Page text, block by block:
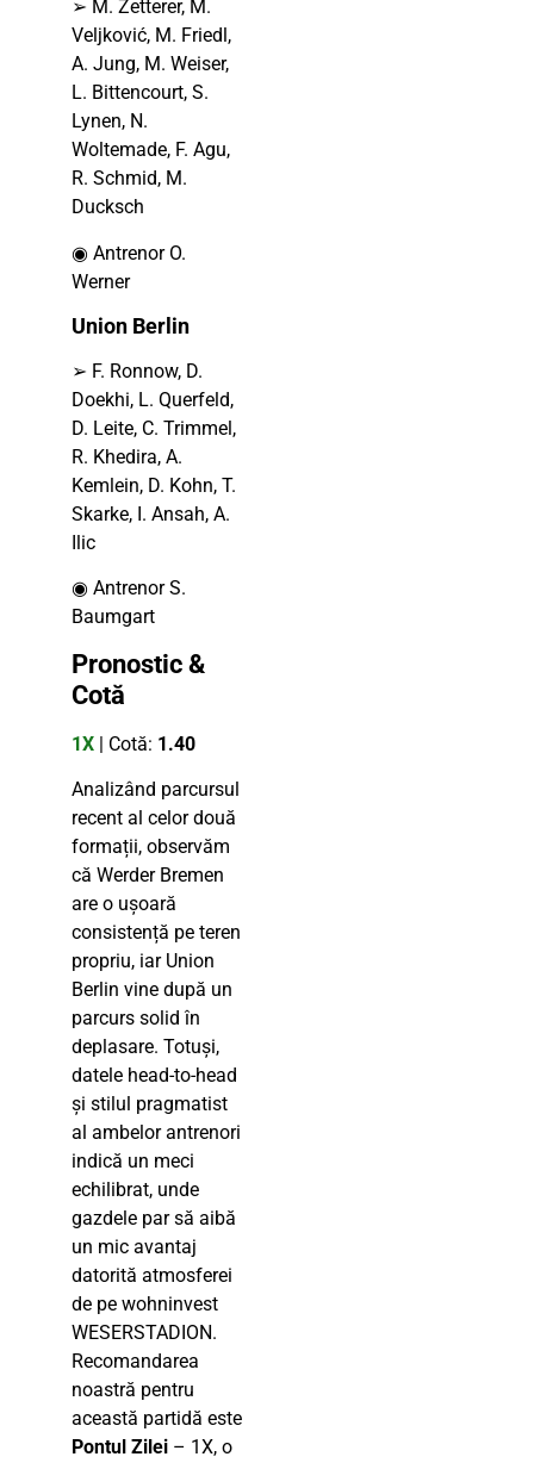
➢ M. Zetterer, M.
Veljković, M. Friedl,
A. Jung, M. Weiser,
L. Bittencourt, S.
Lynen, N.
Woltemade, F. Agu,
R. Schmid, M.
Ducksch
◉ Antrenor O.
Werner
Union Berlin
➢ F. Ronnow, D.
Doekhi, L. Querfeld,
D. Leite, C. Trimmel,
R. Khedira, A.
Kemlein, D. Kohn, T.
Skarke, I. Ansah, A.
Ilic
◉ Antrenor S.
Baumgart
Pronostic &
Cotă
1X | Cotă: 1.40
Analizând parcursul
recent al celor două
formații, observăm
că Werder Bremen
are o ușoară
consistență pe teren
propriu, iar Union
Berlin vine după un
parcurs solid în
deplasare. Totuși,
datele head-to-head
și stilul pragmatist
al ambelor antrenori
indică un meci
echilibrat, unde
gazdele par să aibă
un mic avantaj
datorită atmosferei
de pe wohninvest
WESERSTADION.
Recomandarea
noastră pentru
această partidă este
Pontul Zilei – 1X, o